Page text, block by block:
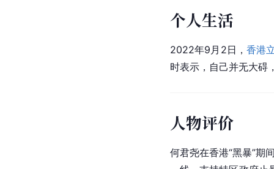
个人生活
2022年9月2日， 香港
时表示，自己并无大碍
人物评价
何君尧在香港“黑暴”期